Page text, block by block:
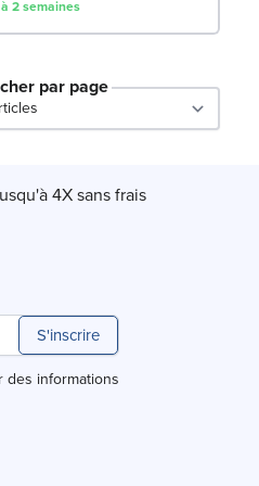
2 semaines
par page
4X sans frais
S'inscrire
des informations